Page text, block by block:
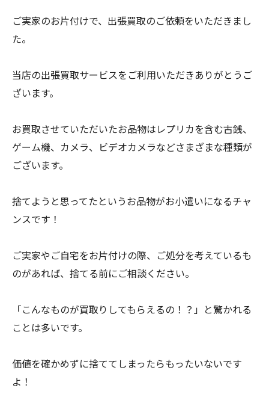
ご実家のお片付けで、出張買取のご依頼をいただきまし
た。
当店の出張買取サービスをご利用いただきありがとうご
ざいます。
お買取させていただいたお品物はレプリカを含む古銭、
ゲーム機、カメラ、ビデオカメラなどさまざまな種類が
ございます。
捨てようと思ってたというお品物がお小遣いになるチャ
ンスです！
ご実家やご自宅をお片付けの際、ご処分を考えているも
のがあれば、捨てる前にご相談ください。
「こんなものが買取りしてもらえるの！？」と驚かれる
ことは多いです。
価値を確かめずに捨ててしまったらもったいないです
よ！